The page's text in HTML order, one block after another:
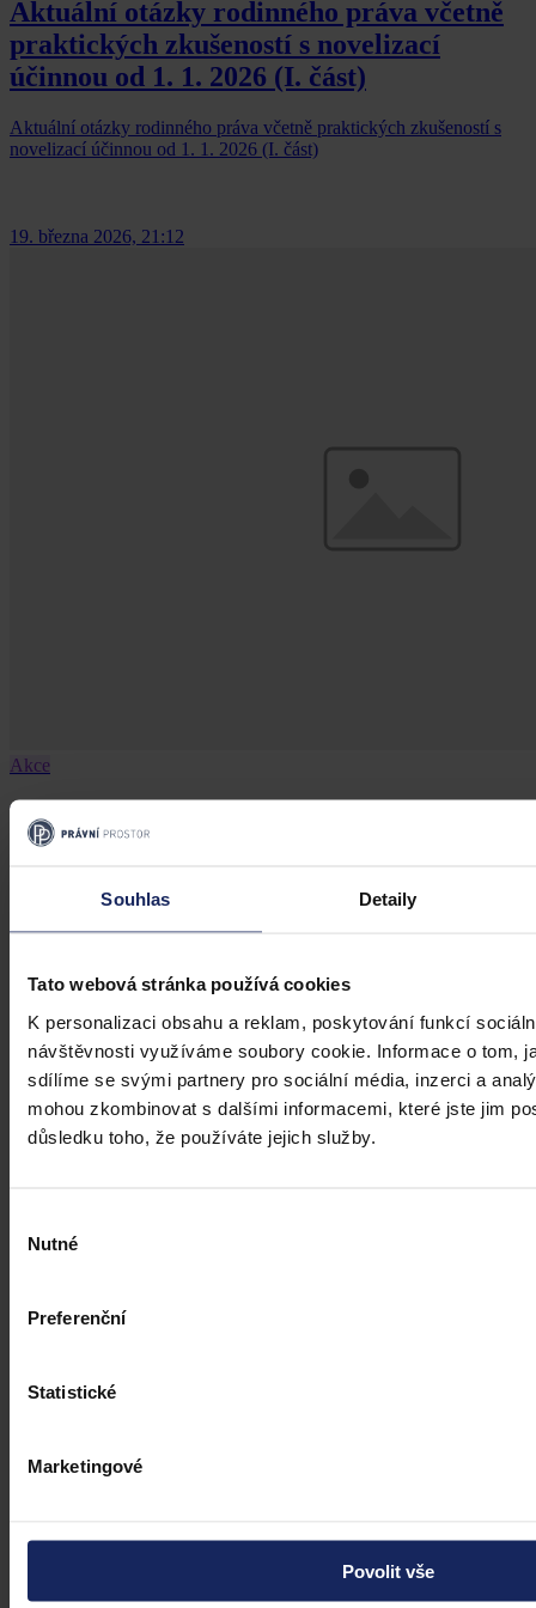
Souhlas Detaily
Tato webová stránka používá cookies
K personalizaci obsahu a reklam, poskytování funkcí
návštěvnosti využíváme soubory cookie. Informace o tom,
sdílíme se svými partnery pro sociální média, inzerci a
mohou zkombinovat s dalšími informacemi, které jste jim
důsledku toho, že používáte jejich služby.
souhlasu
Nutné
Preferenční
Statistické
Marketingové
Povolit vše
Aktuální otázky rodinného práva včetně
praktických zkušeností s novelizací
účinnou od 1. 1. 2026 (I. část)
Aktuální otázky rodinného práva včetně praktických zkušeností s
novelizací účinnou od 1. 1. 2026 (I. část)
19. března 2026, 21:12
Akce
Velká novela stavebního zákova 2026
19. března 2026, 21:07